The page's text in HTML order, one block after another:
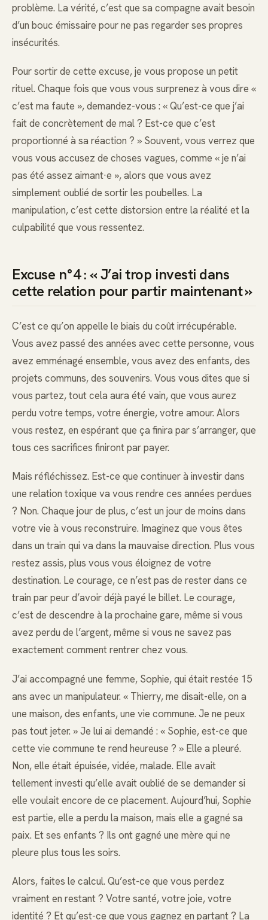
problème. La vérité, c’est que sa compagne avait besoin
d’un bouc émissaire pour ne pas regarder ses propres
insécurités.
Pour sortir de cette excuse, je vous propose un petit
rituel. Chaque fois que vous vous surprenez à vous dire «
c’est ma faute », demandez-vous : « Qu’est-ce que j’ai
fait de concrètement de mal ? Est-ce que c’est
proportionné à sa réaction ? » Souvent, vous verrez que
vous vous accusez de choses vagues, comme « je n’ai
pas été assez aimant·e », alors que vous avez
simplement oublié de sortir les poubelles. La
manipulation, c’est cette distorsion entre la réalité et la
culpabilité que vous ressentez.
Excuse n°4 : « J’ai trop investi dans
cette relation pour partir maintenant »
C’est ce qu’on appelle le biais du coût irrécupérable.
Vous avez passé des années avec cette personne, vous
avez emménagé ensemble, vous avez des enfants, des
projets communs, des souvenirs. Vous vous dites que si
vous partez, tout cela aura été vain, que vous aurez
perdu votre temps, votre énergie, votre amour. Alors
vous restez, en espérant que ça finira par s’arranger, que
tous ces sacrifices finiront par payer.
Mais réfléchissez. Est-ce que continuer à investir dans
une relation toxique va vous rendre ces années perdues
? Non. Chaque jour de plus, c’est un jour de moins dans
votre vie à vous reconstruire. Imaginez que vous êtes
dans un train qui va dans la mauvaise direction. Plus vous
restez assis, plus vous vous éloignez de votre
destination. Le courage, ce n’est pas de rester dans ce
train par peur d’avoir déjà payé le billet. Le courage,
c’est de descendre à la prochaine gare, même si vous
avez perdu de l’argent, même si vous ne savez pas
exactement comment rentrer chez vous.
J’ai accompagné une femme, Sophie, qui était restée 15
ans avec un manipulateur. « Thierry, me disait-elle, on a
une maison, des enfants, une vie commune. Je ne peux
pas tout jeter. » Je lui ai demandé : « Sophie, est-ce que
cette vie commune te rend heureuse ? » Elle a pleuré.
Non, elle était épuisée, vidée, malade. Elle avait
tellement investi qu’elle avait oublié de se demander si
elle voulait encore de ce placement. Aujourd’hui, Sophie
est partie, elle a perdu la maison, mais elle a gagné sa
paix. Et ses enfants ? Ils ont gagné une mère qui ne
pleure plus tous les soirs.
Alors, faites le calcul. Qu’est-ce que vous perdez
vraiment en restant ? Votre santé, votre joie, votre
identité ? Et qu’est-ce que vous gagnez en partant ? La